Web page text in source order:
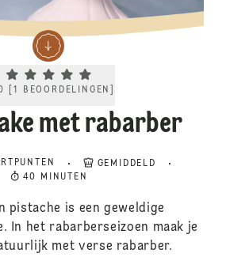
Current rating 5.0. Click to rate.
[1 BEOORDELINGEN
met rabarber
GEMIDDELD
40 MINUTEN
pistache is een geweldige
In het rabarberseizoen maak je
met verse rabarber.